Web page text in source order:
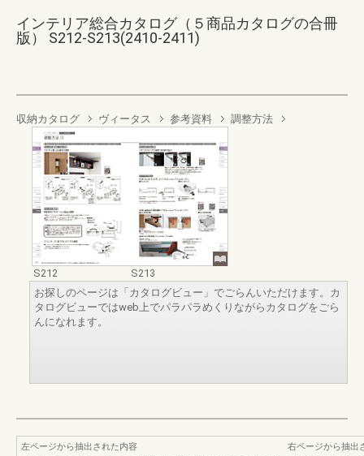
インテリア総合カタログ（５商品カタログの合冊
版） S212-S213(2410-2411)
収納カタログ ヴィータス 参考資料 調整方法
S212
S213
お探しのページは「カタログビュー」でごらんいただけます。カ
タログビューではweb上でパラパラめくりながらカタログをごら
んになれます。
左ページから抽出された内容
右ページから抽出